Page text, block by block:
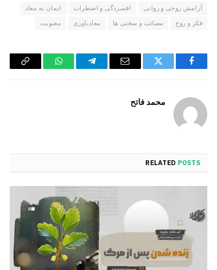
آرامش روحی و روانی
افسردگی و اضطراب
ایمان به معاد
فکر و روح
مصائب و سختی ها معادباوری معنویت
Facebook
Twitter
Email
Telegram
WhatsApp
Copy
محمد فاتح
RELATED POSTS